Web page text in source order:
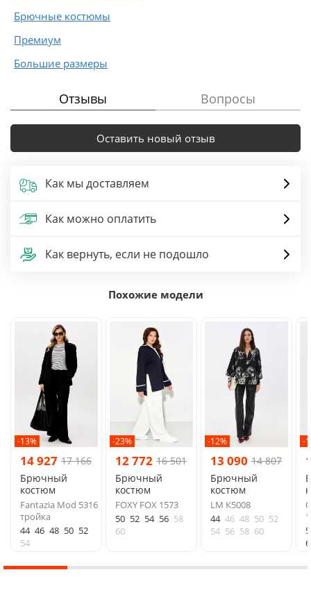
Брючные костюмы
Премиум
Большие размеры
Отзывы Вопросы
Оставить новый отзыв
Как мы доставляем
Как можно оплатить
Как вернуть, если не подошло
Похожие модели
-13%
14 927 17 166
Брючный
костюм
Fantazia Mod 5316
тройка
44 46 48 50 52
54
-23%
12 772 16 501
Брючный
костюм
FOXY FOX 1573
50 52 54 56 58
60
-12%
13 090 14 807
Брючный
костюм
LM К5008
44 46 48 50 52
54 56 58 60
-